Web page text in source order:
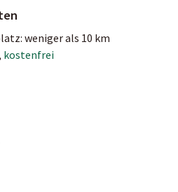
weniger als 10 km
kostenfrei